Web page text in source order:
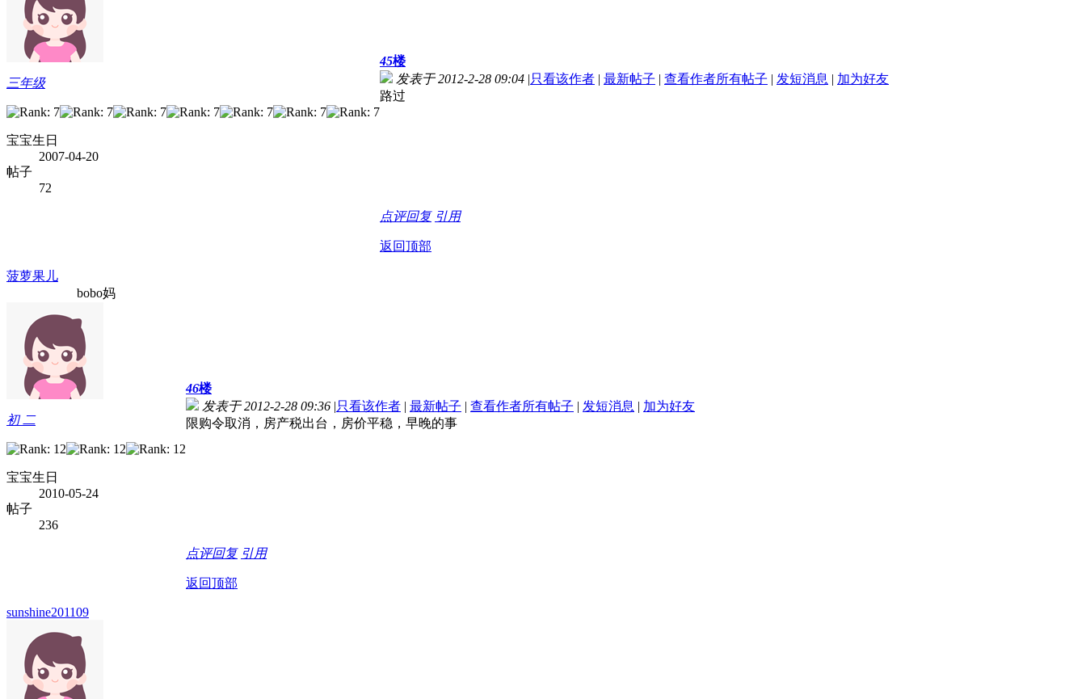
三年级
宝宝生日
2007-04-20
帖子
72
45楼
发表于 2012-2-28 09:04 |只看该作者 | 最新帖子 | 查看作者所有帖子 | 发短消息 | 加为好友
路过
点评回复 引用
返回顶部
菠萝果儿
bobo妈
初 二
宝宝生日
2010-05-24
帖子
236
46楼
发表于 2012-2-28 09:36 |只看该作者 | 最新帖子 | 查看作者所有帖子 | 发短消息 | 加为好友
限购令取消，房产税出台，房价平稳，早晚的事
点评回复 引用
返回顶部
sunshine201109